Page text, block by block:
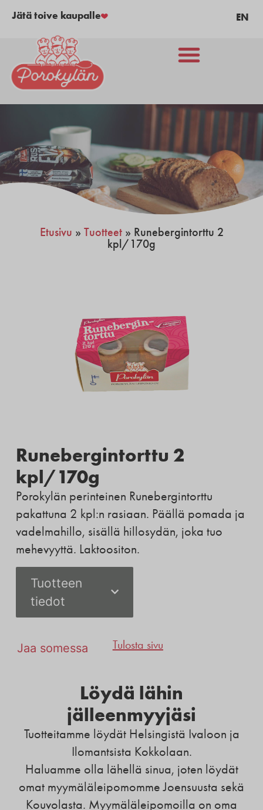
Jätä toive kaupalle EN
Etusivu » Tuotteet» Runebergintorttu 2
kpl/170g
Runebergintorttu 2
kpl/170g
Porokylän perinteinen Runebergintorttu
pakattuna 2 kpl:n rasiaan. Päällä pomada ja
vadelmahillo, sisällä hillosydän, joka tuo
mehevyyttä. Laktoositon.
Tuotteen
tiedot
Jaa somessa Tulosta sivu
Löydä lähin
jälleenmyyjäsi
Tuotteitamme löydät Helsingistä Ivaloon ja
Ilomantsista Kokkolaan.
Haluamme olla lähellä sinua, joten löydät
omat myymäläleipomomme Joensuusta sekä
Kouvolasta. Myymäläleipomoilla on oma